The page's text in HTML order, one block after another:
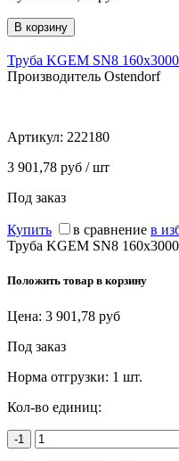
Труба KGEM SN8
Производитель Ostendorf
Артикул: 222180
3 901,78 руб / шт
Под заказ
Купить в сравнение в
Труба KGEM SN8
Положить товар в корзину
Цена: 3 901,78 руб
Под заказ
Норма отгрузки: 1 шт.
Кол-во единиц:
-1